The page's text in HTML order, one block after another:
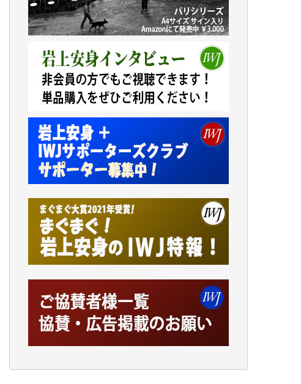
藤田英之 様
藤岡比左志 様
井出 隆太 様
小池説夫 様
アオキカナメ 様
諸般の事情によりIWJ会費払えず今は非会員
です。市民側に立つ講演会にIWJのカメラマ
ンをよく拝見しております。コンテンツが失
われるのはあまりにもったいない。少しでも
お役立てください。（H.O.様）
今日、僅かですがカンパしました。（T.M.
今日、僅かですがカンパしました。IWJの危
機を乗り切るには到底及ばない額ですが病気
の妻を抱えている私にとっては精一杯のカン
や解説記事、そして各界の方々とのインタビ
ューは大袈裟ではなく、極めて重要な知的財
産だと思っています。
Windows7の頃はIWJの動画もRealPlayerで録
画できて、かなりの動画をDVDに焼きこんで